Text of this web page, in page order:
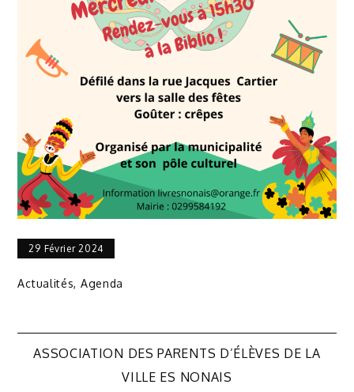
29 Février 2024
Actualités, Agenda
Navigation
ASSOCIATION DES PARENTS D’ÉLÈVES DE LA
VILLE ES NONAIS